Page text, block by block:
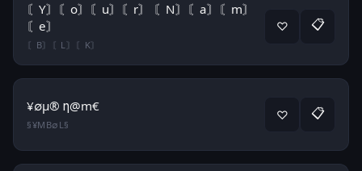
〘Y〙〘o〙〘u〙〘r〙 〘N〙〘a〙〘m〙
〘e〙
〘B〙〘L〙〘K〙
♡ 📋
¥∅µ® η@m€
§¥MB∅L§
♡ 📋